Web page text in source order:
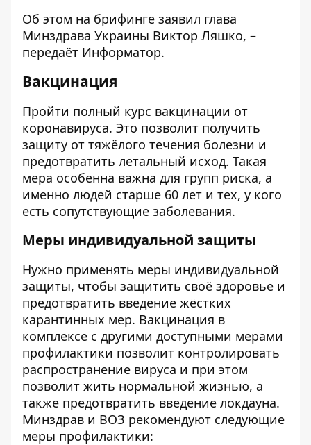
Об этом на брифинге заявил глава
Минздрава Украины Виктор Ляшко, –
передаёт Информатор.
Вакцинация
Пройти полный курс вакцинации от
коронавируса. Это позволит получить
защиту от тяжёлого течения болезни и
предотвратить летальный исход. Такая
мера особенна важна для групп риска, а
именно людей старше 60 лет и тех, у кого
есть сопутствующие заболевания.
Меры индивидуальной защиты
Нужно применять меры индивидуальной
защиты, чтобы защитить своё здоровье и
предотвратить введение жёстких
карантинных мер. Вакцинация в
комплексе с другими доступными мерами
профилактики позволит контролировать
распространение вируса и при этом
позволит жить нормальной жизнью, а
также предотвратить введение локдауна.
Минздрав и ВОЗ рекомендуют следующие
меры профилактики: